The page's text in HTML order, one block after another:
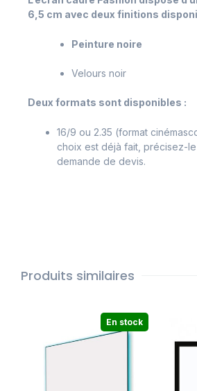
6,5 cm avec deux finitions
Peinture noire
Velours noir
Deux formats sont disponibles :
16/9 ou 2.35 (format
choix est déjà fait, précisez-
demande de devis.
Produits similaires
En stock